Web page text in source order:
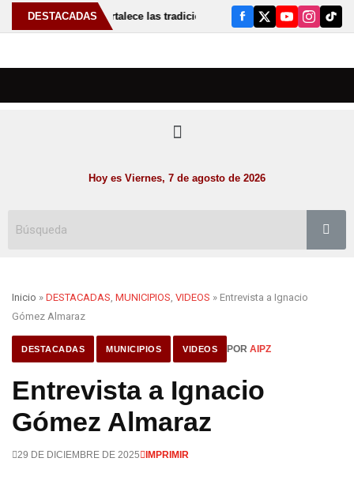
DESTACADAS
Rodríguez fortalece las tradiciones de Susticacán con elección de
Hoy es Viernes, 7 de agosto de 2026
Inicio » DESTACADAS, MUNICIPIOS, VIDEOS » Entrevista a Ignacio
Gómez Almaraz
DESTACADAS MUNICIPIOS VIDEOS POR AIPZ
Entrevista a Ignacio
Gómez Almaraz
29 DE DICIEMBRE DE 2025 IMPRIMIR